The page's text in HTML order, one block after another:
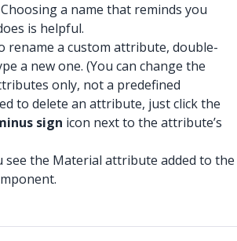
a name that reminds you
is helpful.
rename a custom attribute, double-
a new one. (You can change the
only, not a predefined
to delete an attribute, just click the
sign icon next to the attribute’s
see the Material attribute added to the